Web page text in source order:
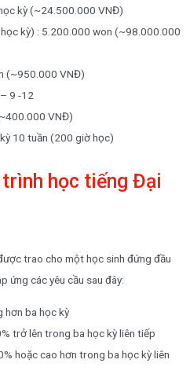
kỳ (~24.500.000 VNĐ)
kỳ) : 5.200.000 won (~98.000.000
(~950.000 VNĐ)
9 -12
VNĐ)
10 tuần (200 giờ học)
học tiếng Đại
trao cho một học sinh đứng đầu
ứng các yêu cầu sau đây:
hơn ba học kỳ
trở lên trong ba học kỳ liên tiếp
hoặc cao hơn trong ba học kỳ liên